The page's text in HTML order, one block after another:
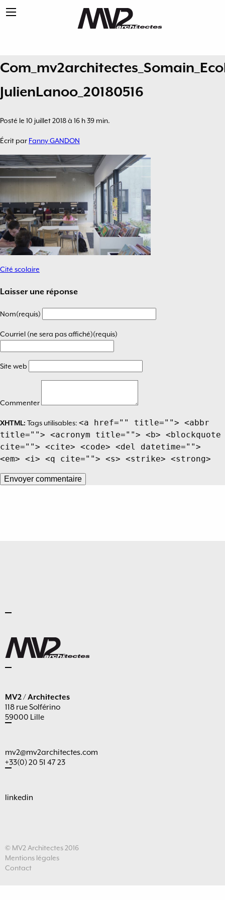
JulienLanoo_20180516
Posté le 10 juillet 2018 à 16 h 39 min.
Écrit par Fanny GANDON
Navigation
de
l’article
Cité scolaire
Laisser une réponse
Nom(requis)
Courriel (ne sera pas affiché)(requis)
Site web
Commenter
XHTML: Tags utilisables: <a href="" title=""> <abbr
title=""> <acronym title=""> <b> <blockquote
cite=""> <cite> <code> <del datetime="">
<em> <i> <q cite=""> <s> <strike> <strong>
MV2 / Architectes
118 rue Solférino
59000 Lille
mv2@mv2architectes.com
+33(0) 20 51 47 23
linkedin
© MV2 Architectes 2016
Mentions légales
Contact